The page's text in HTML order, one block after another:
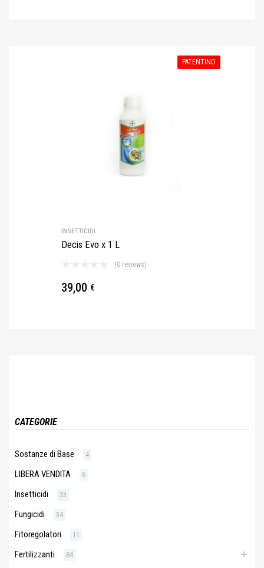
CATEGORIE
Sostanze di Base 4
LIBERA VENDITA 6
Insetticidi 33
Fungicidi 34
Fitoregolatori 11
Fertilizzanti 84
PATENTINO
INSETTICIDI
Decis Evo x 1 L
(0 reviews)
39,00 €